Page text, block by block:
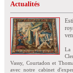
Actualités
La
Vassy, Courtadon et
avec notre cabinet